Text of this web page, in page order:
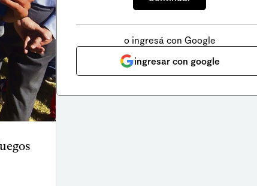
o ingresá con Google
ingresar con google